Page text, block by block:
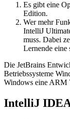
Es gibt eine
Edition.
Wer mehr
IntelliJ
muss. Dabei
Lernende eine
Die JetBrains
Betriebssysteme
Windows eine ARM
IntelliJ